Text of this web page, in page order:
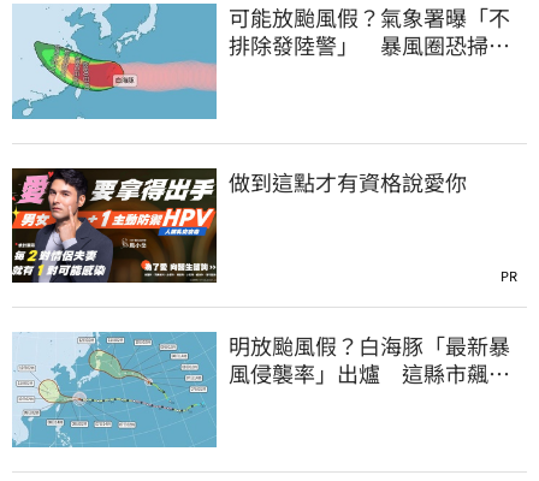
可能放颱風假？氣象署曝「不
排除發陸警」 暴風圈恐掃過2
做到這點才有資格說愛你
PR
明放颱風假？白海豚「最新暴
風侵襲率」出爐 這縣市飆